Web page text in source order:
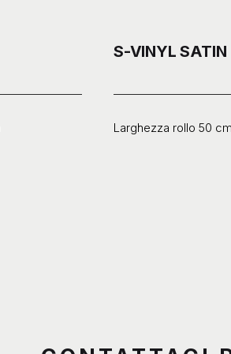
S-VINYL SATIN
Larghezza rollo 50 cm